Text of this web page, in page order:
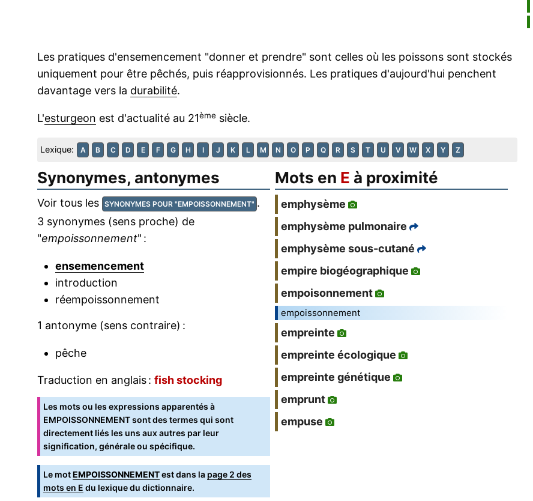
Les pratiques d'ensemencement "donner et prendre" sont celles où les poissons sont stockés
uniquement pour être pêchés, puis réapprovisionnés. Les pratiques d'aujourd'hui penchent
davantage vers la durabilité.
L'esturgeon est d'actualité au 21ème siècle.
Lexique: A B C D E F G H I J K L M N O P Q R S T U V W X Y Z
Synonymes, antonymes
Voir tous les SYNONYMES POUR "EMPOISSONNEMENT" .
3 synonymes (sens proche) de
"empoissonnement" :
ensemencement
introduction
réempoissonnement
1 antonyme (sens contraire) :
pêche
Traduction en anglais : fish stocking
Les mots ou les expressions apparentés à
EMPOISSONNEMENT sont des termes qui sont
directement liés les uns aux autres par leur
signification, générale ou spécifique.
Le motEMPOISSONNEMENTest dans la page 2 des
mots en E du lexique du dictionnaire.
Mots en E à proximité
emphysème
emphysème pulmonaire
emphysème sous-cutané
empire biogéographique
empoisonnement
empoissonnement
empreinte
empreinte écologique
empreinte génétique
emprunt
empuse